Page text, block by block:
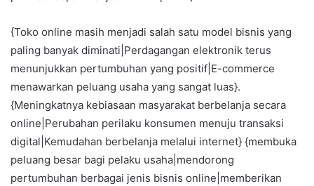
{Toko online masih menjadi salah satu model bisnis yang
paling banyak diminati|Perdagangan elektronik terus
menunjukkan pertumbuhan yang positif|E-commerce
menawarkan peluang usaha yang sangat luas}.
{Meningkatnya kebiasaan masyarakat berbelanja secara
online|Perubahan perilaku konsumen menuju transaksi
digital|Kemudahan berbelanja melalui internet} {membuka
peluang besar bagi pelaku usaha|mendorong
pertumbuhan berbagai jenis bisnis online|memberikan